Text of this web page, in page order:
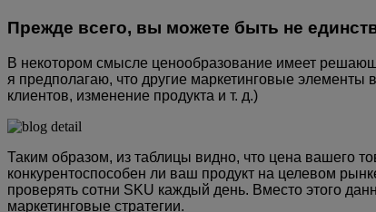
Прежде всего, вы можете быть не
В некотором смысле ценообразование имеет
я предполагаю, что другие маркетинговые
клиентов, изменение продукта и т. д.)
Таким образом, из таблицы видно, что цена вашего
конкурентоспособен ли ваш продукт на целевом
проверять сотни SKU каждый день. Вместо этого
маркетинговые стратегии.